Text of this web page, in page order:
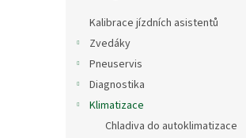
Kalibrace jízdních asistentů
Zvedáky
Pneuservis
Diagnostika
Klimatizace
Chladiva do autoklimatizace